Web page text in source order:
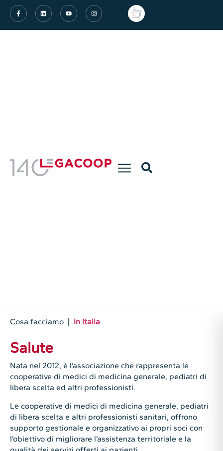
Cosa facciamo | In Italia
Salute
Nata nel 2012, è l’associazione che rappresenta le
cooperative di medici di medicina generale, pediatri di
libera scelta ed altri professionisti.
Le cooperative di medici di medicina generale, pediatri
di libera scelta e altri professionisti sanitari, offrono
supporto gestionale e organizzativo ai propri soci con
l’obiettivo di migliorare l’assistenza territoriale e la